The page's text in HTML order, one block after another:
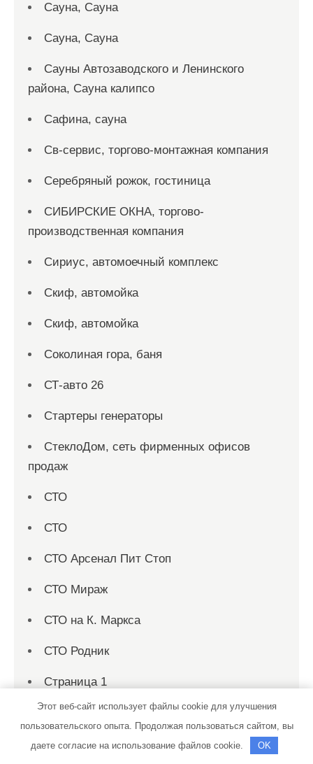
Сауна, Сауна
Сауна, Сауна
Сауны Автозаводского и Ленинского
района, Сауна калипсо
Сафина, сауна
Св-сервис, торгово-монтажная компания
Серебряный рожок, гостиница
СИБИРСКИЕ ОКНА, торгово-
производственная компания
Сириус, автомоечный комплекс
Скиф, автомойка
Скиф, автомойка
Соколиная гора, баня
СТ-авто 26
Стартеры генераторы
СтеклоДом, сеть фирменных офисов
продаж
СТО
СТО
СТО Арсенал Пит Стоп
СТО Мираж
СТО на К. Маркса
СТО Родник
Страница 1
Страница 10
Страница 100
Этот веб-сайт использует файлы cookie для улучшения
пользовательского опыта. Продолжая пользоваться сайтом, вы
даете согласие на использование файлов cookie.
OK